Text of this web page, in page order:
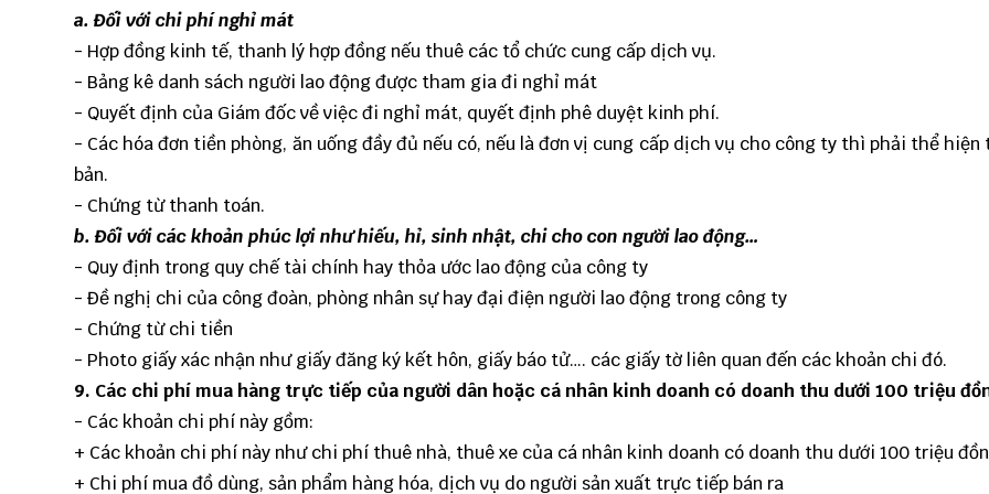
a. Đối với chi phí nghỉ mát
- Hợp đồng kinh tế, thanh lý hợp đồng nếu thuê các tổ chức cung cấp dịch vụ.
- Bảng kê danh sách người lao động được tham gia đi nghỉ mát
- Quyết định của Giám đốc về việc đi nghỉ mát, quyết định phê duyệt kinh phí.
- Các hóa đơn tiền phòng, ăn uống đầy đủ nếu có, nếu là đơn vị cung cấp dịch vụ cho công ty thì phải thể hiện
bản.
- Chứng từ thanh toán.
b. Đối với các khoản phúc lợi như hiếu, hỉ, sinh nhật, chi cho con người lao động…
- Quy định trong quy chế tài chính hay thỏa ước lao động của công ty
- Đề nghị chi của công đoàn, phòng nhân sự hay đại điện người lao động trong công ty
- Chứng từ chi tiền
- Photo giấy xác nhận như giấy đăng ký kết hôn, giấy báo tử…. các giấy tờ liên quan đến các khoản chi đó.
9. Các chi phí mua hàng trực tiếp của người dân hoặc cá nhân kinh doanh có doanh thu dưới 100 triệu
- Các khoản chi phí này gồm:
+ Các khoản chi phí này như chi phí thuê nhà, thuê xe của cá nhân kinh doanh có doanh thu dưới 100 triệu
+ Chi phí mua đồ dùng, sản phẩm hàng hóa, dịch vụ do người sản xuất trực tiếp bán ra